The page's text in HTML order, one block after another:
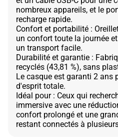
nombreux appareils, et le
recharge rapide.
Confort et portabilité :
un confort toute la journée
un transport facile.
Durabilité et garantie :
recyclés (43,81 %), sans
Le casque est garanti 2 ans
d'esprit totale.
Idéal pour : Ceux qui
immersive avec une
confort prolongé et une